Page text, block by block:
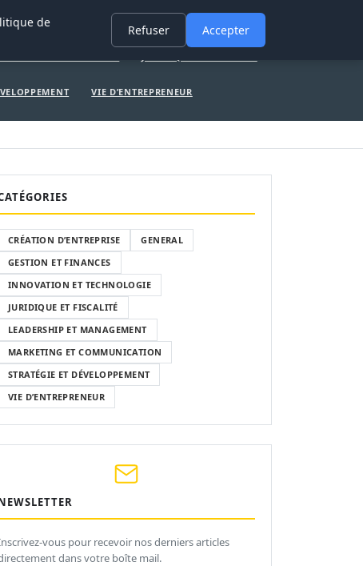
GESTION ET FINANCESINNOVATION ET TECHNOLOGIE
VIE D’ENTREPRENEUR
CRÉATION D’ENTREPRISE
GENERAL
GESTION ET FINANCES
INNOVATION ET TECHNOLOGIE
JURIDIQUE ET FISCALITÉ
LEADERSHIP ET MANAGEMENT
MARKETING ET COMMUNICATION
STRATÉGIE ET DÉVELOPPEMENT
VIE D’ENTREPRENEUR
vous pour recevoir nos derniers articles
dans votre boîte mail.
de
Refuser Accepter